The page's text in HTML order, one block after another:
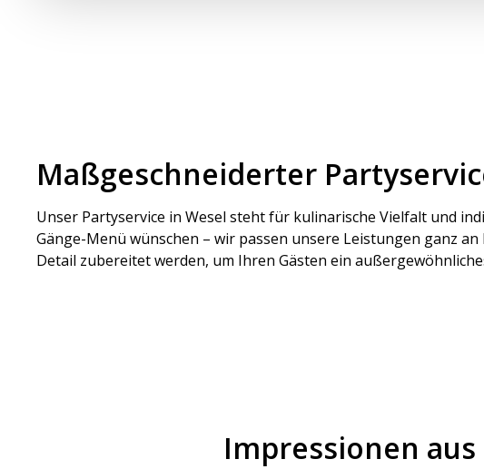
Maßgeschneiderter
Unser Partyservice in Wesel steht für kulinarische Vielfalt und
Gänge-Menü wünschen – wir passen unsere Leistungen ganz
Detail zubereitet werden, um Ihren Gästen ein
Impressionen